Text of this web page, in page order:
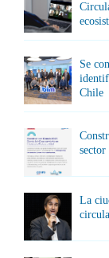
Se
Chile
sector
La